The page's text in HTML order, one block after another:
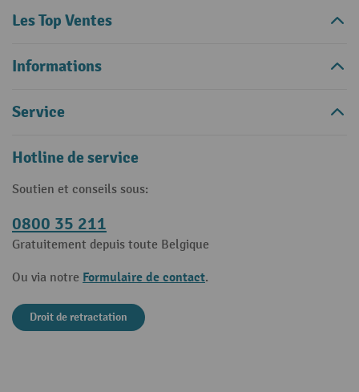
Les Top Ventes
Informations
Service
Hotline de service
Soutien et conseils sous:
0800 35 211
Gratuitement depuis toute Belgique
Ou via notre Formulaire de contact.
Droit de retractation